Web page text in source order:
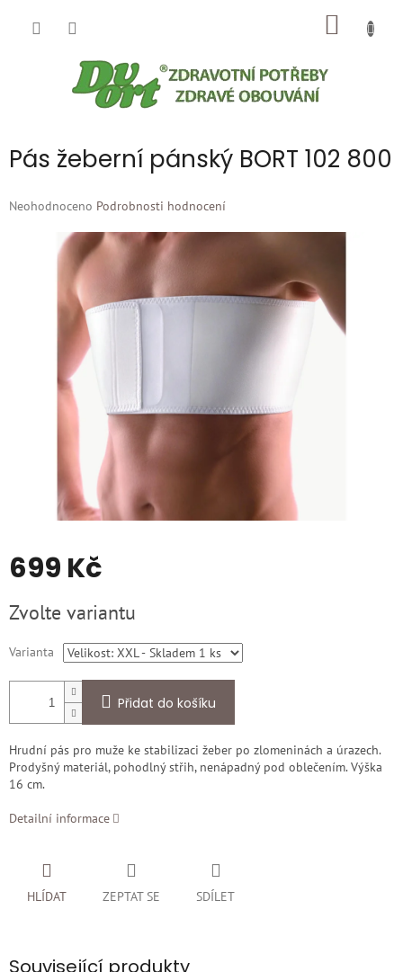
Pás žeberní pánský BORT 102 800
Průměrné
Neohodnoceno Podrobnosti hodnocení
699 Kč
cena:
Zvolte variantu
Varianta
Přidat do košíku
Hrudní pás pro muže ke stabilizaci žeber po zlomeninách a úrazech.
Prodyšný materiál, pohodlný střih, nenápadný pod oblečením. Výška
16 cm.
Detailní informace
ZEPTAT SE
HLÍDAT SDÍLET